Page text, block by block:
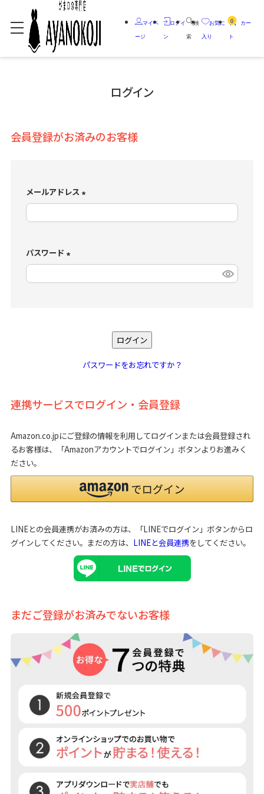
マイペ
ージ
ログイ
ン
検
索
お気に
入り
0 カー
ト
ログイン
会員登録がお済みのお客様
メールアドレス
必
パスワード
必
ログイン
パスワードをお忘れですか？
連携サービスでログイン・会員登録
Amazon.co.jpにご登録の情報を利用してログインまたは会員登録され
るお客様は、「Amazonアカウントでログイン」ボタンよりお進みく
ださい。
LINEとの会員連携がお済みの方は、「LINEでログイン」ボタンからロ
グインしてください。まだの方は、 LINEと会員連携をしてください。
まだご登録がお済みでないお客様